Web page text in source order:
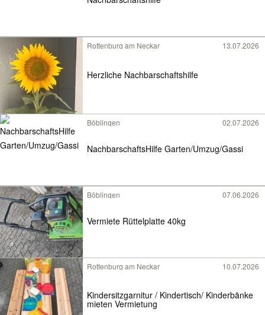
Rottenburg am Neckar 13.07.2026
Herzliche Nachbarschaftshilfe
Böblingen 02.07.2026
NachbarschaftsHilfe Garten/Umzug/Gassi
Böblingen 07.06.2026
Vermiete Rüttelplatte 40kg
Rottenburg am Neckar 10.07.2026
Kindersitzgarnitur / Kindertisch/ Kinderbänke
mieten Vermietung